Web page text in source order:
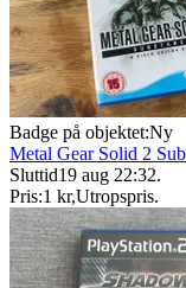
Badge på objektet:Ny
Metal Gear Solid 2
Sluttid19 aug 22:32.
Pris:1 kr,Utropspris.